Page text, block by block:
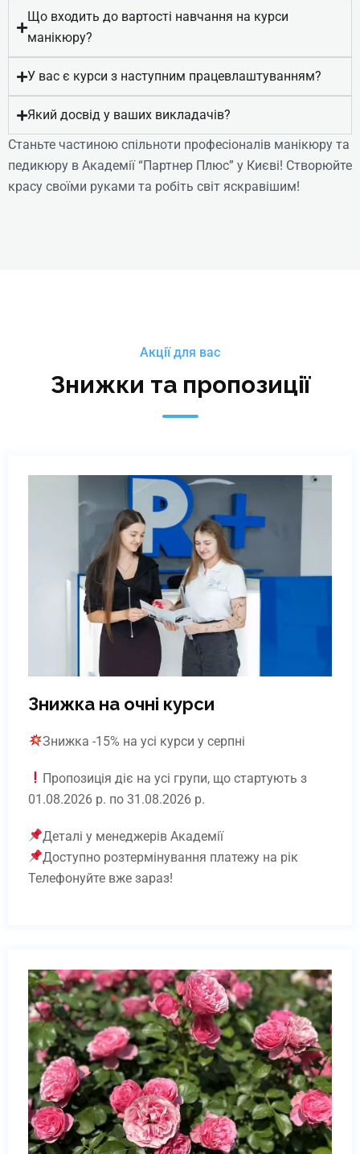
Корекційна система Росса
Фрезера
Online | Offline
₴4930
Корекційна система 3ТО
Online | Offline
₴ 4930
Детальніше
Корекція врослого нігтя за
допомогою клеєвих систем
Online | Offline
₴4930
Детальніше
Що входить до вартості навчання на курси
манікюру?
У вас є курси з наступним працевлаштуванням?
Який досвід у ваших викладачів?
Станьте частиною спільноти професіоналів манікюру та
педикюру в Академії “Партнер Плюс” у Києві! Створюйте
красу своїми руками та робіть світ яскравішим!
Акції для вас
Знижки та пропозиції
Знижка на очні курси
Знижка -15% на усі курси у серпні
Пропозиція діє на усі групи, що стартують з
01.08.2026 р. по 31.08.2026 р.
Деталі у менеджерів Академії
Доступно розтермінування платежу на рік
Телефонуйте вже зараз!